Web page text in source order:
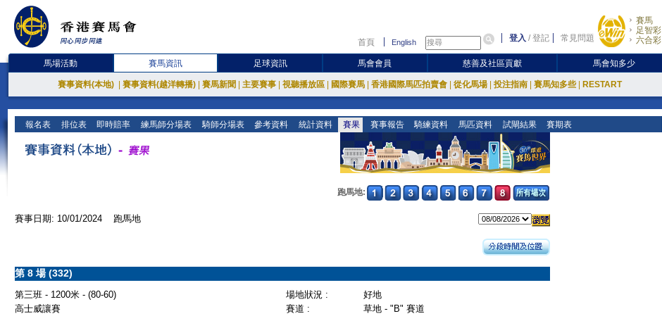
首頁 English 登入 /登記 常見問題
賽馬
足智彩
六合彩
馬場活動 賽馬資訊 足球資訊 馬會會員 慈善及社區貢獻 馬會知多少
賽事資料(本地) 賽事資料(越洋轉播) 賽馬新聞 主要賽事 視聽播放區 國際賽馬 香港國際馬匹拍賣會 從化馬場 投注指南 賽馬知多些 RESTART
報名表 排位表 即時賠率 練馬師分場表 騎師分場表 參考資料 統計資料 賽果 賽事報告 騎練資料 馬匹資料 試閘結果 賽期表
跑馬地:
賽事日期: 10/01/2024 跑馬地
第 8 場 (332)
第三班 - 1200米 - (80-60) 場地狀況 :
好地
高士威讓賽
賽道 :
草地 - "B" 賽道